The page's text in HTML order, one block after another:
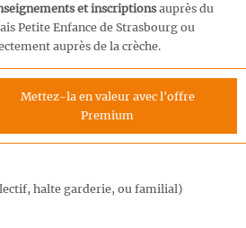
et inscriptionsauprès du
Petite Enfance de Strasbourg ou
auprès de la crèche.
Mettez-la en valeur avec l'offre
Premium
halte garderie, ou familial)